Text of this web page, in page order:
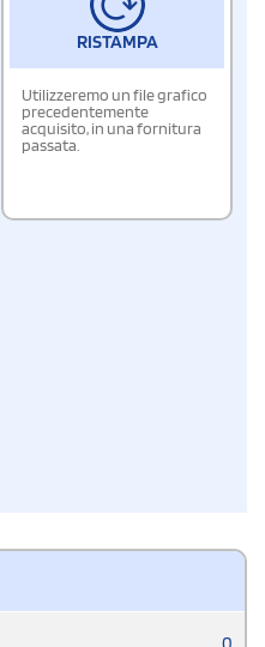
RISTAMPA
Utilizzeremo un file grafico
precedentemente
acquisito, in una fornitura
passata.